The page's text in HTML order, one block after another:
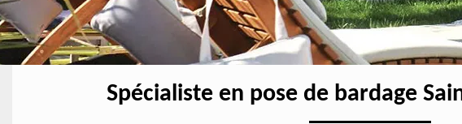
Spécialiste en pose de bardage